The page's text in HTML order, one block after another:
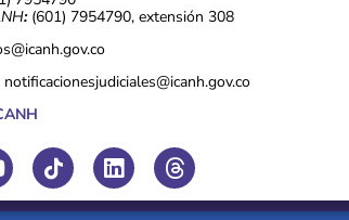
: (601) 7954790, extensión 308
L
i
n
T
h
r